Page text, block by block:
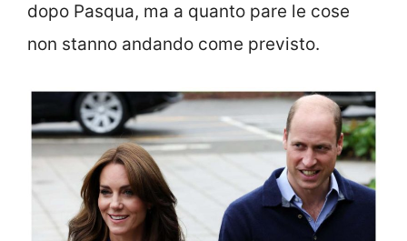
dopo Pasqua, ma a quanto pare le cose
non stanno andando come previsto.